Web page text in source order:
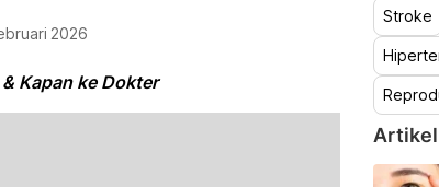
2026
Kapan ke Dokter
Stroke